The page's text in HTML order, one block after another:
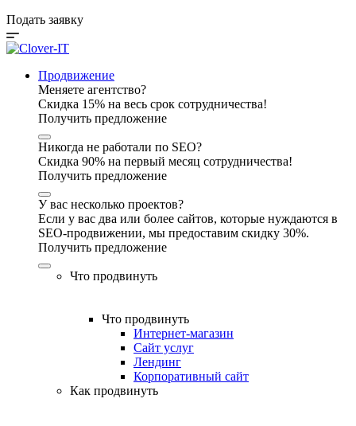
Подать заявку
Продвижение
Меняете агентство?
Скидка 15% на весь срок сотрудничества!
Получить предложение
Никогда не работали по SEO?
Скидка 90% на первый месяц сотрудничества!
Получить предложение
У вас несколько проектов?
Если у вас два или более сайтов, которые нуждаются в
SEO-продвижении, мы предоставим скидку 30%.
Получить предложение
Что продвинуть
Что продвинуть
Интернет-магазин
Сайт услуг
Лендинг
Корпоративный сайт
Как продвинуть